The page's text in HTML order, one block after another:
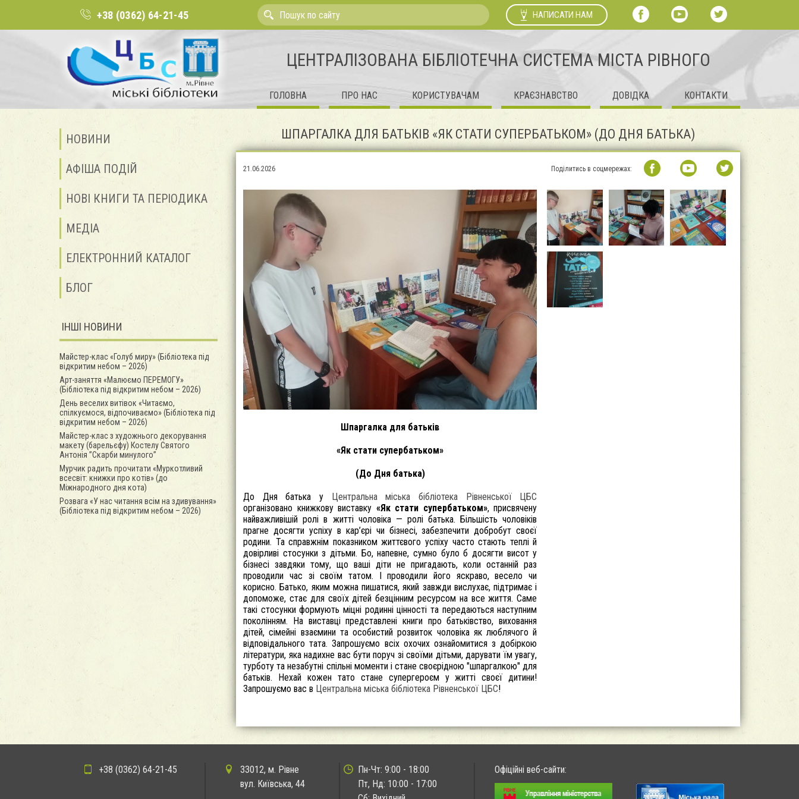
+38 (0362) 64-21-45 НАПИСАТИ НАМ
ЦЕНТРАЛІЗОВАНА БІБЛІОТЕЧНА СИСТЕМА МІСТА РІВНОГО
ГОЛОВНА ПРО НАС КОРИСТУВАЧАМ КРАЄЗНАВСТВО ДОВІДКА КОНТАКТИ
НОВИНИ
АФІША ПОДІЙ
НОВІ КНИГИ ТА ПЕРІОДИКА
МЕДІА
ЕЛЕКТРОННИЙ КАТАЛОГ
БЛОГ
ІНШІ НОВИНИ
Майстер-клас «Голуб миру» (Бібліотека під
відкритим небом – 2026)
Арт-заняття «Малюємо ПЕРЕМОГУ»
(Бібліотека під відкритим небом – 2026)
День веселих витівок «Читаємо,
спілкуємося, відпочиваємо» (Бібліотека під
відкритим небом – 2026)
Майстер-клас з художнього декорування
макету (барельєфу) Костелу Святого
Антонія ”Скарби минулого”
Мурчик радить прочитати «Муркотливий
всесвіт: книжки про котів» (до
Міжнародного дня кота)
Розвага «У нас читання всім на здивування»
(Бібліотека під відкритим небом – 2026)
ШПАРГАЛКА ДЛЯ БАТЬКІВ «ЯК СТАТИ СУПЕРБАТЬКОМ» (ДО ДНЯ БАТЬКА)
21.06.2026 Поділитись в соцмережах:
Шпаргалка для батьків
«Як стати супербатьком»
(До Дня батька)
До Дня батька у
Центральна міська бібліотека Рівненської ЦБС
організовано книжкову виставку «Як стати супербатьком», присвячену
найважливішій ролі в житті чоловіка — ролі батька. Більшість чоловіків
прагне досягти успіху в кар’єрі чи бізнесі, забезпечити добробут своєї
родини. Та справжнім показником життєвого успіху часто стають теплі й
довірливі стосунки з дітьми. Бо, напевне, сумно було б досягти висот у
бізнесі завдяки тому, що ваші діти не пригадають, коли останній раз
проводили час зі своїм татом. І проводили його яскраво, весело чи
корисно. Батько, яким можна пишатися, який завжди вислухає, підтримає і
допоможе, стає для своїх дітей безцінним ресурсом на все життя. Саме
такі стосунки формують міцні родинні цінності та передаються наступним
поколінням. На виставці представлені книги про батьківство, виховання
дітей, сімейні взаємини та особистий розвиток чоловіка як люблячого й
відповідального тата. Запрошуємо всіх охочих ознайомитися з добіркою
літератури, яка надихне вас бути поруч зі своїми дітьми, дарувати їм увагу,
турботу та незабутні спільні моменти і стане своєрідною "шпаргалкою" для
батьків. Нехай кожен тато стане супергероєм у житті своєї дитини!
Запрошуємо вас в Центральна міська бібліотека Рівненської ЦБС!
+38 (0362) 64-21-45
33012, м. Рівне
вул. Київська, 44
Пн-Чт: 9:00 - 18:00
Пт, Нд: 10:00 - 17:00
Офіційні веб-сайти: